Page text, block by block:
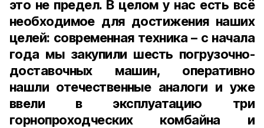
это не предел. В целом у нас есть всё
необходимое для достижения наших
целей: современная техника – с начала
года мы закупили шесть погрузочно-
доставочных машин, оперативно
нашли отечественные аналоги и уже
ввели в эксплуатацию три
горнопроходческих комбайна и